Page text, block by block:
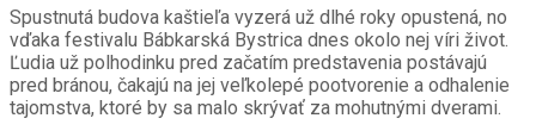
Spustnutá budova kaštieľa vyzerá už dlhé roky opustená, no
vďaka festivalu Bábkarská Bystrica dnes okolo nej víri život.
Ľudia už polhodinku pred začatím predstavenia postávajú
pred bránou, čakajú na jej veľkolepé pootvorenie a odhalenie
tajomstva, ktoré by sa malo skrývať za mohutnými dverami.